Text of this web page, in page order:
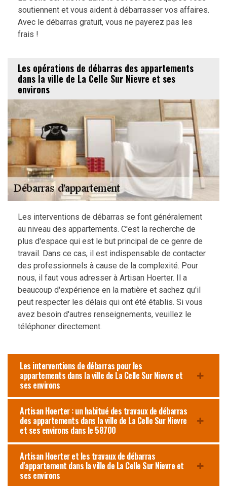
soutiennent et vous aident à débarrasser vos affaires.
Avec le débarras gratuit, vous ne payerez pas les
frais !
Les opérations de débarras des appartements
dans la ville de La Celle Sur Nievre et ses
environs
Les interventions de débarras se font généralement
au niveau des appartements. C'est la recherche de
plus d'espace qui est le but principal de ce genre de
travail. Dans ce cas, il est indispensable de contacter
des professionnels à cause de la complexité. Pour
nous, il faut vous adresser à Artisan Hoerter. Il a
beaucoup d'expérience en la matière et sachez qu'il
peut respecter les délais qui ont été établis. Si vous
avez besoin d'autres renseignements, veuillez le
téléphoner directement.
Les interventions de débarras pour les
appartements dans la ville de La Celle Sur Nievre et
ses environs
Artisan Hoerter : un habitué des travaux de débarras
des appartements dans la ville de La Celle Sur Nievre
et ses environs dans le 58700
Artisan Hoerter et les travaux de débarras
d'appartement dans la ville de La Celle Sur Nievre et
ses environs